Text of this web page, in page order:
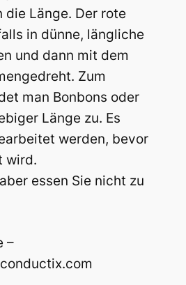
die Länge. Der rote
in dünne, längliche
und dann mit dem
Zum
man Bonbons oder
Länge zu. Es
werden, bevor
wird.
essen Sie nicht zu
–